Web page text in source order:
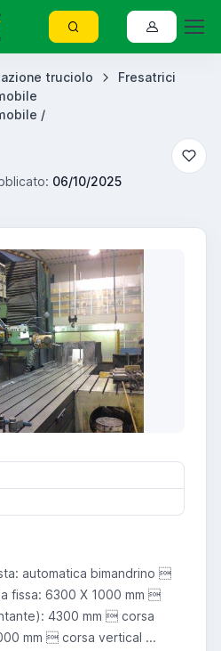
truciolo
Fresatrici
/
06/10/2025
automatica bimandrino 
fissa: 6300 X 1000 mm 
4300 mm  corsa
mm  corsa vertical ...